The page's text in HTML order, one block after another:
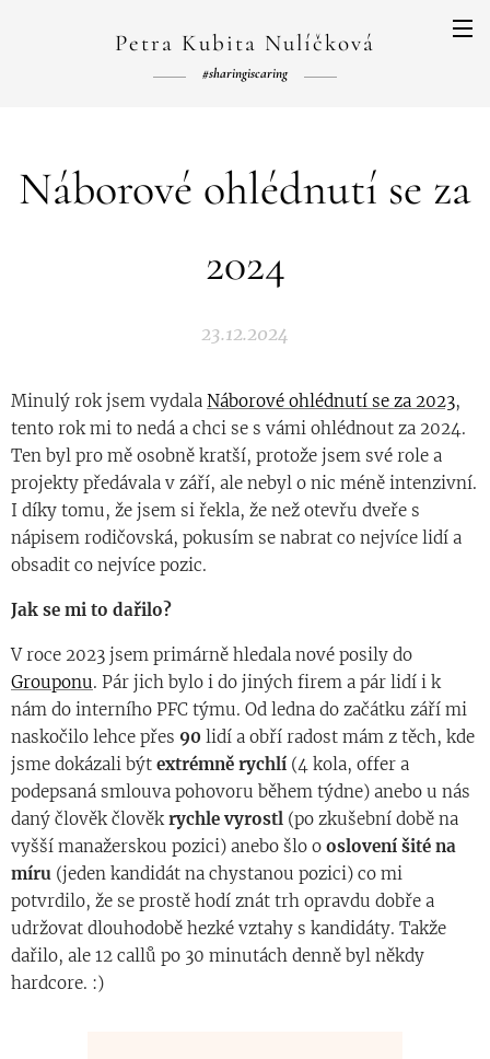
Petra Kubita Nulíčková
#sharingiscaring
Náborové ohlédnutí se za
2024
23.12.2024
Minulý rok jsem vydala Náborové ohlédnutí se za 2023,
tento rok mi to nedá a chci se s vámi ohlédnout za 2024.
Ten byl pro mě osobně kratší, protože jsem své role a
projekty předávala v září, ale nebyl o nic méně intenzivní.
I díky tomu, že jsem si řekla, že než otevřu dveře s
nápisem rodičovská, pokusím se nabrat co nejvíce lidí a
obsadit co nejvíce pozic.
Jak se mi to dařilo?
V roce 2023 jsem primárně hledala nové posily do
Grouponu. Pár jich bylo i do jiných firem a pár lidí i k
nám do interního PFC týmu. Od ledna do začátku září mi
naskočilo lehce přes 90 lidí a obří radost mám z těch, kde
jsme dokázali být extrémně rychlí (4 kola, offer a
podepsaná smlouva pohovoru během týdne) anebo u nás
daný člověk člověkrychle vyrostl (po zkušební době na
vyšší manažerskou pozici) anebo šlo o oslovení šité na
míru (jeden kandidát na chystanou pozici) co mi
potvrdilo, že se prostě hodí znát trh opravdu dobře a
udržovat dlouhodobě hezké vztahy s kandidáty. Takže
dařilo, ale 12 callů po 30 minutách denně byl někdy
hardcore. :)